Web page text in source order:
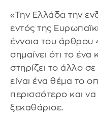
«Tην Ελλάδα την
εντός της
έννοια του άρθρου
σημαίνει ότι το
στηρίζει το άλλο
είναι ένα θέμα το
περισσότερο και να
ξεκαθάρισε.